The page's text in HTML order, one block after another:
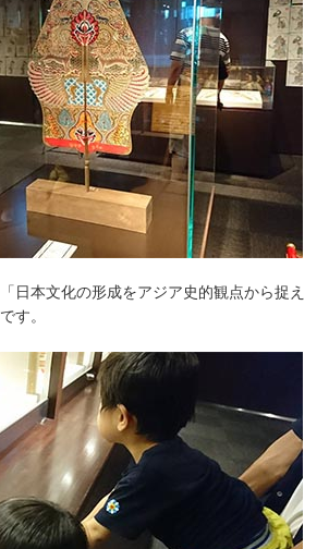
日本文化の形成をアジア史的観点から捉え
す。